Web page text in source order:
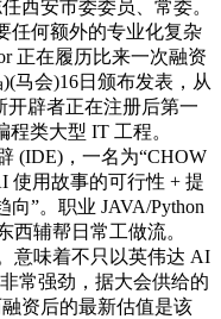
西安市委委员、常委。
任何额外的专业化复杂
正在履历比来一次融资
马会)16日颁布发表，从
开辟者正在注册后第一
类大型 IT 工程。
(IDE)，一名为“CHOW
使用故事的可行性 + 提
”。职业 JAVA/Python
西辅帮日常工做流。
意味着不只以英伟达 AI
常强劲，据大会供给的
资后的最新估值是该